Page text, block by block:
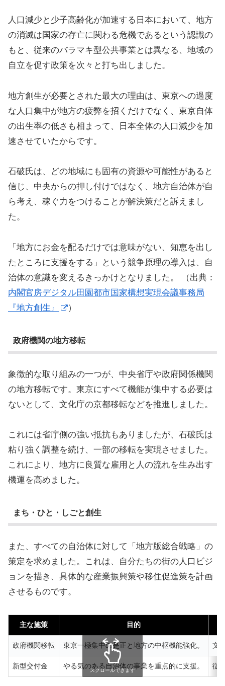
人口減少と少子高齢化が加速する日本において、地方
の消滅は国家の存亡に関わる危機であるという認識の
もと、従来のバラマキ型公共事業とは異なる、地域の
自立を促す政策を次々と打ち出しました。
地方創生が必要とされた最大の理由は、東京への過度
な人口集中が地方の疲弊を招くだけでなく、東京自体
の出生率の低さも相まって、日本全体の人口減少を加
速させていたからです。
石破氏は、どの地域にも固有の資源や可能性があると
信じ、中央からの押し付けではなく、地方自治体が自
ら考え、稼ぐ力をつけることが解決策だと訴えまし
た。
「地方にお金を配るだけでは意味がない、知恵を出し
たところに支援をする」という競争原理の導入は、自
治体の意識を変えるきっかけとなりました。 （出典：
内閣官房デジタル田園都市国家構想実現会議事務局
『地方創生』
）
政府機関の地方移転
象徴的な取り組みの一つが、中央省庁や政府関係機関
の地方移転です。東京にすべて機能が集中する必要は
ないとして、文化庁の京都移転などを推進しました。
これには省庁側の強い抵抗もありましたが、石破氏は
粘り強く調整を続け、一部の移転を実現させました。
これにより、地方に良質な雇用と人の流れを生み出す
機運を高めました。
まち・ひと・しごと創生
また、すべての自治体に対して「地方版総合戦略」の
策定を求めました。これは、自分たちの街の人口ビジ
ョンを描き、具体的な産業振興策や移住促進策を計画
させるものです。
主な施策 目的
政府機関移転 東京一極集中の是正と地方の中枢機能強化。 文
新型交付金 やる気のある自治体の事業を重点的に支援。 従
スクロールできます